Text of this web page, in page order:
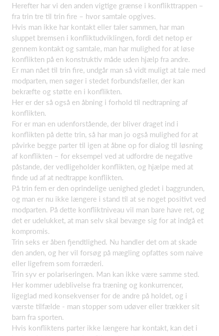
Herefter har vi den anden vigtige grænse i konflikttrappen –
fra trin tre til trin fire – hvor samtale opgives.
Hvis man ikke har kontakt eller taler sammen, har man
sluppet bremsen i konfliktudviklingen, fordi det netop er
gennem kontakt og samtale, man har mulighed for at løse
konflikten på en konstruktiv måde uden hjælp fra andre.
Er man nået til trin fire, undgår man så vidt muligt at tale med
modparten, men søger i stedet forbundsfæller, der kan
bekræfte og støtte en i konflikten.
Her er der så også en åbning i forhold til nedtrapning af
konflikten.
For er man en udenforstående, der bliver draget ind i
konflikten på dette trin, så har man jo også mulighed for at
påvirke begge parter til igen at åbne op for dialog til løsning
af konflikten – for eksempel ved at udfordre de negative
påstande, der vedligeholder konflikten, og hjælpe med at
finde ud af at nedtrappe konflikten.
På trin fem er den oprindelige uenighed gledet i baggrunden,
og man er nu ikke længere i stand til at se noget positivt ved
modparten. På dette konfliktniveau vil man bare have ret, og
det er udelukket, at man selv skal bevæge sig for at indgå et
kompromis.
Trin seks er åben fjendtlighed. Nu handler det om at skade
den anden, og her vil forsøg på mægling opfattes som naive
eller ligefrem som forræderi.
Trin syv er polariseringen. Man kan ikke være samme sted.
Her kommer udeblivelse fra træning og konkurrencer,
ligeglad med konsekvenser for de andre på holdet, og i
værste tilfælde - man stopper som udøver eller trækker sit
barn fra sporten.
Hvis konfliktens parter ikke længere har kontakt, kan det i